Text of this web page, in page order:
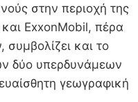
στην περιοχή της
ExxonMobil, πέρα
συμβολίζει και το
δύο υπερδυνάμεων
γεωγραφική